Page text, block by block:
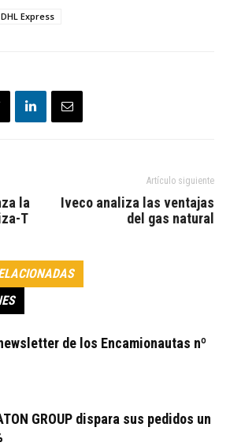
DHL Express
la
T
Artículo siguiente
Iveco analiza las ventajas
del gas natural
de los Encamionautas nº
GROUP dispara sus pedidos un